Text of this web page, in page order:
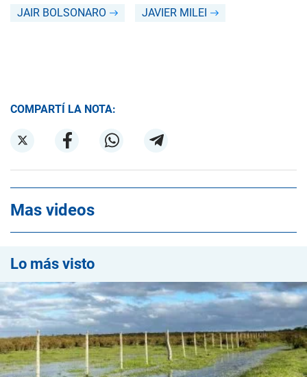
JAIR BOLSONARO JAVIER MILEI
COMPARTÍ LA NOTA:
Mas videos
Lo más visto